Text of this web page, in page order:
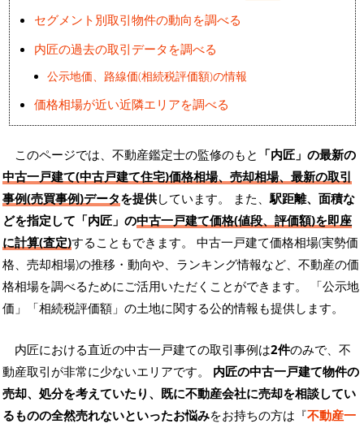
セグメント別取引物件の動向を調べる
内匠の過去の取引データを調べる
公示地価、路線価(相続税評価額)の情報
価格相場が近い近隣エリアを調べる
このページでは、不動産鑑定士の監修のもと 「内匠」の最新の
中古一戸建て(中古戸建て住宅)価格相場、売却相場、最新の取引
事例(売買事例)データを提供しています。 また、駅距離、面積な
どを指定して「内匠」の中古一戸建て価格(値段、評価額)を即座
に計算(査定)することもできます。 中古一戸建て価格相場(実勢価
格、売却相場)の推移・動向や、ランキング情報など、不動産の価
格相場を調べるためにご活用いただくことができます。
「公示地
価」「相続税評価額」の土地に関する公的情報も提供します。
内匠における直近の中古一戸建ての取引事例は2件のみで、不
動産取引が非常に少ないエリアです。 内匠の中古一戸建て物件の
売却、処分を考えていたり、既に不動産会社に売却を相談してい
るものの全然売れないといったお悩みをお持ちの方は『不動産一